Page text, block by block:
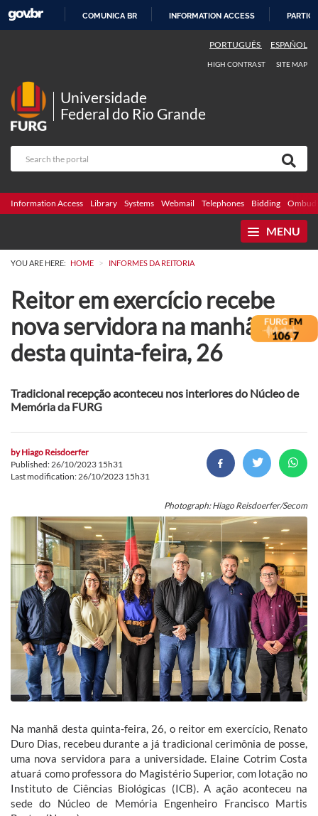
COMUNICA BR INFORMATION ACCESS
PORTUGUÊS ESPAÑOL
HIGH CONTRAST SITE MAP
Universidade
Federal do Rio Grande
Information Access Library Systems Webmail Telephones Bidding
MENU
YOU ARE HERE: HOME > INFORMES DA REITORIA
Reitor em exercício recebe
nova servidora na manhã
desta quinta-feira, 26
Tradicional recepção aconteceu nos interiores do Núcleo de
Memória da FURG
byHiago Reisdoerfer
Published: 26/10/2023 15h31
Last modification: 26/10/2023 15h31
Photograph: Hiago Reisdoerfer/Secom
Na manhã desta quinta-feira, 26, o reitor em exercício, Renato
Duro Dias, recebeu durante a já tradicional cerimônia de posse,
uma nova servidora para a universidade. Elaine Cotrim Costa
atuará como professora do Magistério Superior, com lotação no
Instituto de Ciências Biológicas (ICB). A ação aconteceu na
sede do Núcleo de Memória Engenheiro Francisco Martis